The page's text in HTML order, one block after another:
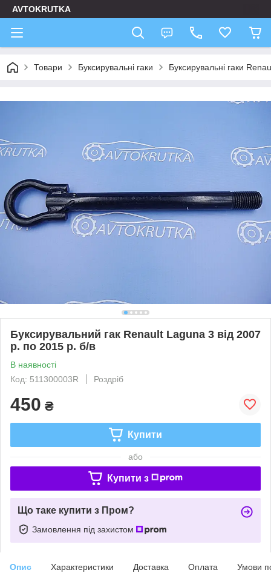
AVTOKRUTKA
Товари Буксирувальні гаки Буксирувальні гаки
Буксирувальний гак Renault Laguna 3 від 2007
р. по 2015 р. б/в
В наявності
Код: 511300003R
Роздріб
450 ₴
Купити
або
Купити з
Що таке купити з Пром?
Замовлення під захистом
Опис Характеристики Доставка Оплата Умови